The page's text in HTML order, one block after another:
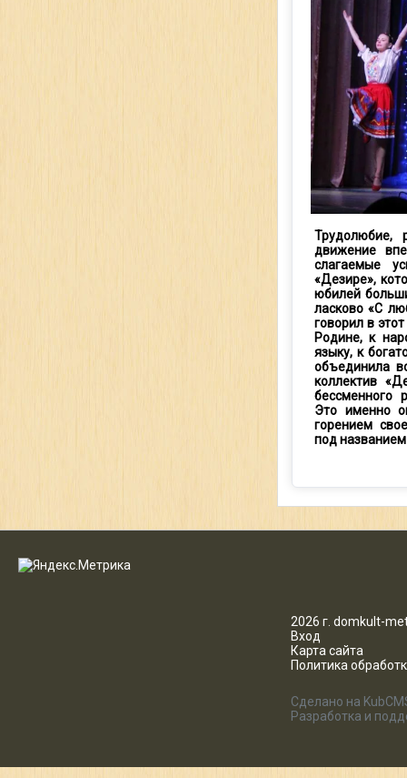
Трудолюбие,
движение
слагаемые
«Дезире»,
юбилей
ласково «С
говорил в
Родине, к
языку, к
объединила
коллектив
бессменного
Это именно
горением
под
2026 г. domkult-
Вход
Карта сайта
Политика
Сделано на
Разработка и